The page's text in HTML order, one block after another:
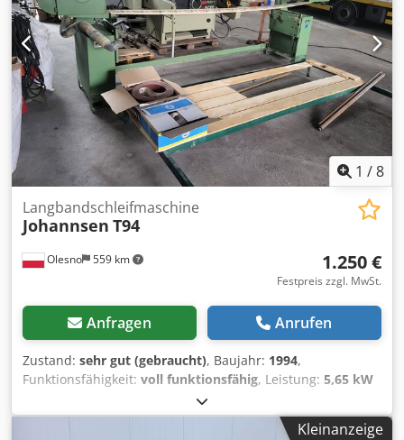
1 /8
Olesno 559 km
Langbandschleifmaschine
Johannsen T94
1.250 €
Festpreis zzgl. MwSt.
Anfragen Anrufen
Zustand: sehr gut (gebraucht), Baujahr: 1994,
Funktionsfähigkeit: voll funktionsfähig, Leistung: 5,65 kW
2.780 mm
Langbandschleifer Johannsen mit elektrische
Höhenverstellung Tischgröße 2780x 1000mm Dcsdpfox
Kleinanzeige